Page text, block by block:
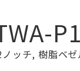
ッチ, 樹脂ベ